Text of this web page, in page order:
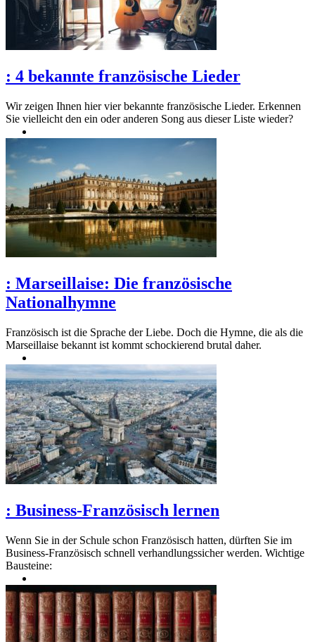
: 4 bekannte französische Lieder
Wir zeigen Ihnen hier vier bekannte französische Lieder. Erkennen
Sie vielleicht den ein oder anderen Song aus dieser Liste wieder?
: Marseillaise: Die französische
Nationalhymne
Französisch ist die Sprache der Liebe. Doch die Hymne, die als die
Marseillaise bekannt ist kommt schockierend brutal daher.
: Business-Französisch lernen
Wenn Sie in der Schule schon Französisch hatten, dürften Sie im
Business-Französisch schnell verhandlungssicher werden. Wichtige
Bausteine: